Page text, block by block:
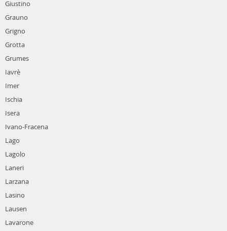
Giustino
Grauno
Grigno
Grotta
Grumes
Iavrè
Imer
Ischia
Isera
Ivano-Fracena
Lago
Lagolo
Laneri
Larzana
Lasino
Lausen
Lavarone